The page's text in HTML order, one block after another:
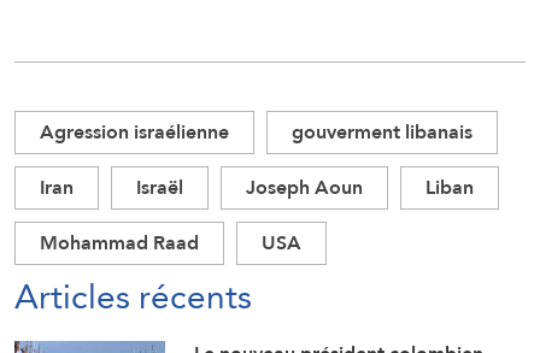
Agression israélienne
gouverment libanais
Iran
Israël Joseph Aoun
Liban
Mohammad Raad
USA
Articles récents